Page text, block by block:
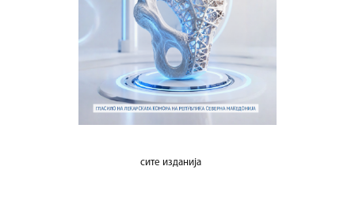
сите изданија